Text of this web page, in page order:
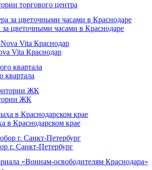
торгового центра
цветочными часами в Краснодаре
Vita Краснодар
квартала
ЖК
в Краснодарском крае
г. Санкт-Петербург